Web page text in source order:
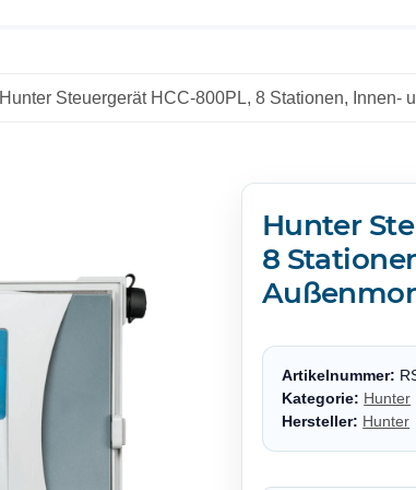
Hunter Steuergerät HCC-800PL, 8 Stationen, Innen-
Hunter
8
Artikelnummer:
Kategorie: Hunter
Hersteller: Hunter